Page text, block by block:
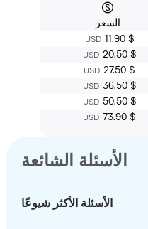
USD
USD
USD
USD
USD
USD
الأسئلة الشائعة
الأسئلة الأكثر شيوعًا